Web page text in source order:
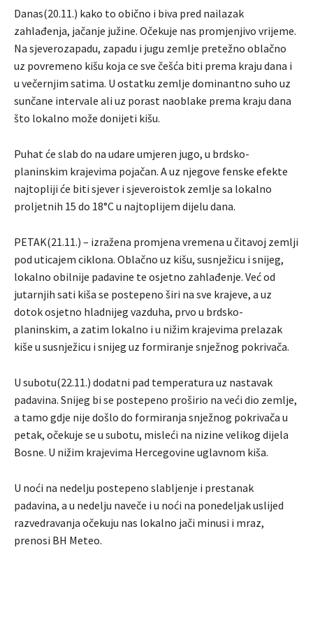
Danas(20.11.) kako to obično i biva pred nailazak
zahlađenja, jačanje južine. Očekuje nas promjenjivo vrijeme.
Na sjeverozapadu, zapadu i jugu zemlje pretežno oblačno
uz povremeno kišu koja ce sve češća biti prema kraju dana i
u večernjim satima. U ostatku zemlje dominantno suho uz
sunčane intervale ali uz porast naoblake prema kraju dana
što lokalno može donijeti kišu.
Puhat će slab do na udare umjeren jugo, u brdsko-
planinskim krajevima pojačan. A uz njegove fenske efekte
najtopliji će biti sjever i sjeveroistok zemlje sa lokalno
proljetnih 15 do 18°C u najtoplijem dijelu dana.
PETAK(21.11.) – izražena promjena vremena u čitavoj zemlji
pod uticajem ciklona. Oblačno uz kišu, susnježicu i snijeg,
lokalno obilnije padavine te osjetno zahlađenje. Već od
jutarnjih sati kiša se postepeno širi na sve krajeve, a uz
dotok osjetno hladnijeg vazduha, prvo u brdsko-
planinskim, a zatim lokalno i u nižim krajevima prelazak
kiše u susnježicu i snijeg uz formiranje snježnog pokrivača.
U subotu(22.11.) dodatni pad temperatura uz nastavak
padavina. Snijeg bi se postepeno proširio na veći dio zemlje,
a tamo gdje nije došlo do formiranja snježnog pokrivača u
petak, očekuje se u subotu, misleći na nizine velikog dijela
Bosne. U nižim krajevima Hercegovine uglavnom kiša.
U noći na nedelju postepeno slabljenje i prestanak
padavina, a u nedelju naveče i u noći na ponedeljak uslijed
razvedravanja očekuju nas lokalno jači minusi i mraz,
prenosi BH Meteo.